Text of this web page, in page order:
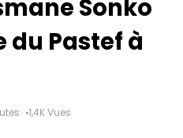
Sonko
du Pastef à
1,4K Vues